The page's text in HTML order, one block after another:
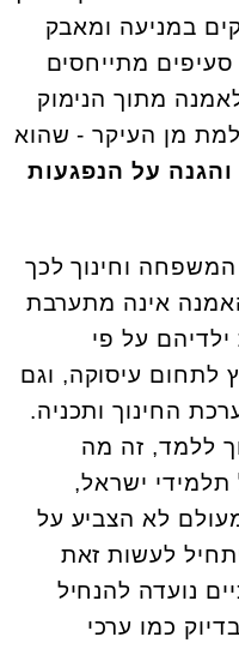
במניעה ומאבק
מתייחסים
מתוך הנימוק
מן העיקר - שהוא
על הנפגעות
וחינוך לכך
אינה מתערבת
על פי
לתחום עיסוקה, וגם
החינוך ותכניה.
ללמד, זה מה
ישראל,
לא הצביע על
לעשות זאת
נועדה להנחיל
כמו ערכי